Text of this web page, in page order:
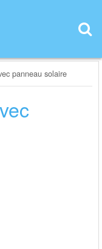
panneau solaire